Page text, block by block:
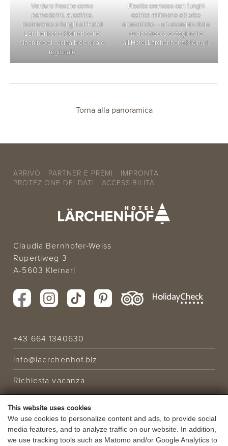
This website uses cookies
We use cookies to personalize content and ads, to provide social
media features, and to analyze traffic on our website. In addition,
we use tracking tools such as Matomo and/or Google Analytics to
Verdure fresche come
pomodorini, zucchine,
melanzane e funghi all’Hotel
Lärchenhof a Kleinarl sono
sinonimo di cucina biologica e
regionale
Risotto cremoso con funghi
ostrica al limone ed erbe
aromatiche – un esempio della
cucina fresca e stagionale
all’Hotel Lärchenhof a Kleinarl.
Torna alla panoramica
ARRIVO PARTNER E PREMI
IMPRONTA
PROTEZIONE DEI DATI
ACCESSIBILITÀ
Claudia Bernhofer-Weiss
Rupertiweg 3
A-5603 Kleinarl
+43 664 1340630
info@laerchenhof.biz
Richiesta vacanza
OFFERTA
VACANZA
BUONI